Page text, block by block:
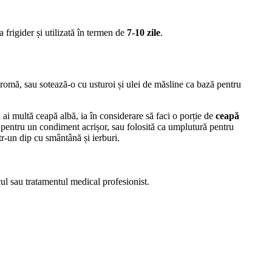
frigider și utilizată în termen de 7-10 zile.
sau sotează-o cu usturoi și ulei de măsline ca bază pentru
multă ceapă albă, ia în considerare să faci o porție de ceapă
un condiment acrișor, sau folosită ca umplutură pentru
un dip cu smântână și ierburi.
sau tratamentul medical profesionist.